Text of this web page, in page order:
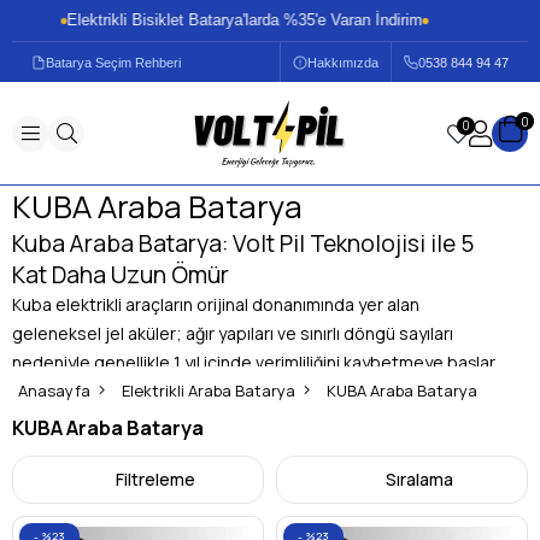
Elektrikli Bisiklet Batarya'larda %35'e Varan İndirim
Batarya Seçim Rehberi Hakkımızda 0538 844 94 47
0 0
KUBA Araba Batarya
Kuba Araba Batarya: Volt Pil Teknolojisi ile 5
Kat Daha Uzun Ömür
Kuba elektrikli araçların orijinal donanımında yer alan
geleneksel jel aküler; ağır yapıları ve sınırlı döngü sayıları
nedeniyle genellikle 1 yıl içinde verimliliğini kaybetmeye başlar.
Volt Pilolarak sunduğumuzLiFePO4 (Lityum Demir Fosfat)
batarya çözümleri, bu tabloyu tamamen değiştiriyor. Orijinal
LiFePO4 paketlerimiz5 yıla varan kullanım ömrüile aracınızın
değerine değer katar.
Neden Jel Akü Yerine Volt Pil LiFePO4 Batarya Tercih
Anasayfa Elektrikli Araba Batarya KUBA Araba Batarya
KUBA Araba Batarya
Filtreleme Sıralama
%23 %23